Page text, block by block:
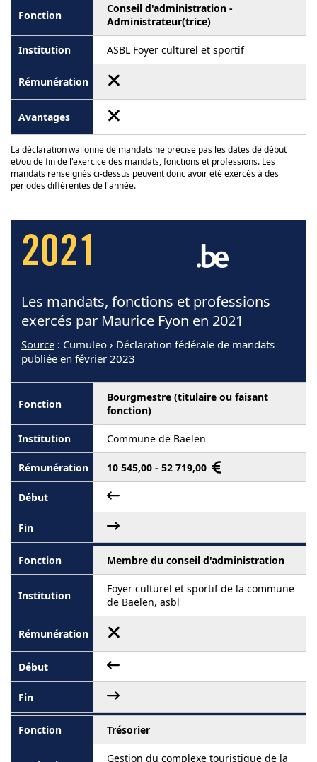
Conseil d'administration -
Administrateur(trice)
ASBL Foyer culturel et sportif
La déclaration wallonne de mandats ne précise pas les dates de début
et/ou de fin de l'exercice des mandats, fonctions et professions. Les
mandats renseignés ci-dessus peuvent donc avoir été exercés à des
périodes différentes de l'année.
2021
Les mandats, fonctions et professions
exercés par Maurice Fyon en 2021
Source : Cumuleo › Déclaration fédérale de mandats
publiée en février 2023
Bourgmestre (titulaire ou faisant
fonction)
Commune de Baelen
10 545,00 - 52 719,00
Membre du conseil d'administration
Foyer culturel et sportif de la commune
de Baelen, asbl
Trésorier
Gestion du complexe touristique de la